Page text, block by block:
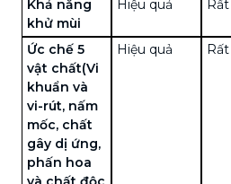
Khả năng
khử mùi
Hiệu quả
Ức chế 5
vật chất(Vi
khuẩn và
vi-rút, nấm
mốc, chất
gây dị ứng,
phấn hoa
Hiệu quả